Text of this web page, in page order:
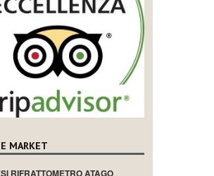
MARKET
RIFRATTOMETRO ATAGO